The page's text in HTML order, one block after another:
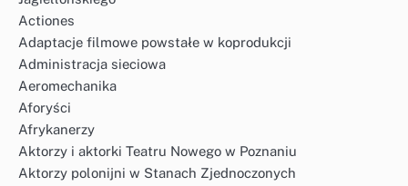
Actiones
Adaptacje filmowe powstałe w koprodukcji
Administracja sieciowa
Aeromechanika
Aforyści
Afrykanerzy
Aktorzy i aktorki Teatru Nowego w Poznaniu
Aktorzy polonijni w Stanach Zjednoczonych